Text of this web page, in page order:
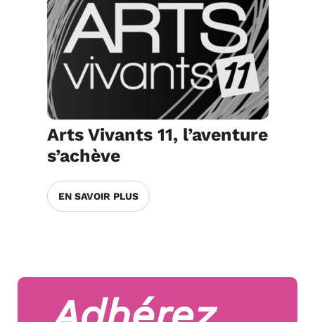
Arts Vivants 11, l’aventure
s’achève
EN SAVOIR PLUS